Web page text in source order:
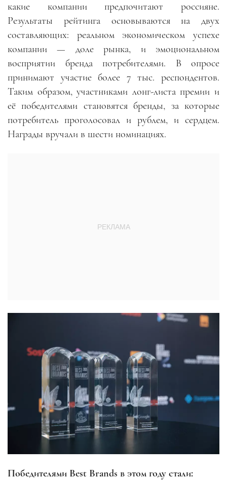
какие компании предпочитают россияне.
Результаты рейтинга основываются на двух
составляющих: реальном экономическом успехе
компании — доле рынка, и эмоциональном
восприятии бренда потребителями. В опросе
принимают участие более 7 тыс. респондентов.
Таким образом, участниками лонг-листа премии и
её победителями становятся бренды, за которые
потребитель проголосовал и рублем, и сердцем.
Награды вручали в шести номинациях.
Победителями Best Brands в этом году стали: